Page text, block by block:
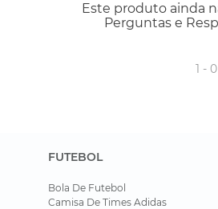
Este produto ainda
Perguntas e
1 -
FUTEBOL
Bola De Futebol
Camisa De Times Adidas